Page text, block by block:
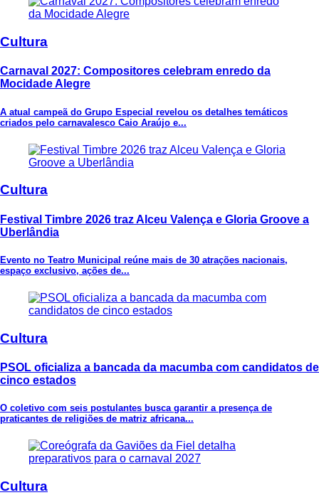
Cultura
Carnaval 2027: Compositores celebram enredo da
Mocidade Alegre
A atual campeã do Grupo Especial revelou os detalhes temáticos
criados pelo carnavalesco Caio Araújo e...
Cultura
Festival Timbre 2026 traz Alceu Valença e Gloria Groove a
Uberlândia
Evento no Teatro Municipal reúne mais de 30 atrações nacionais,
espaço exclusivo, ações de...
Cultura
PSOL oficializa a bancada da macumba com candidatos de
cinco estados
O coletivo com seis postulantes busca garantir a presença de
praticantes de religiões de matriz africana...
Cultura